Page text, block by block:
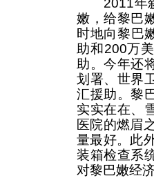
2011年叙
嫩，给黎巴
时地向黎巴
助和200万
助。今年还
划署、世界
汇援助。黎
实实在在、
医院的燃眉
量最好。此
装箱检查系
对黎巴嫩经